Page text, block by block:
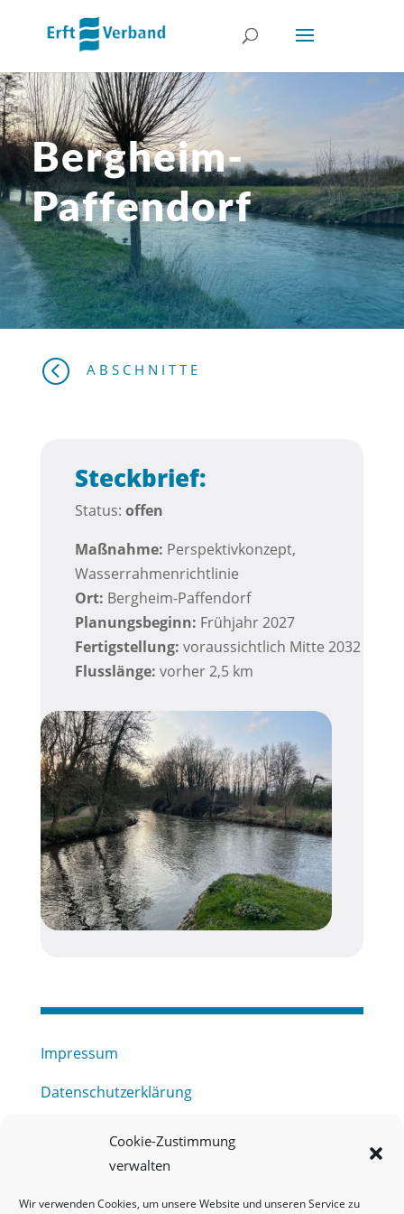
Cookie-Zustimmung
verwalten
Wir verwenden Cookies, um unsere Website und unseren Service zu
Bergheim-
Paffendorf
< ABSCHNITTE
Steckbrief:
Status: offen
Maßnahme: Perspektivkonzept,
Wasserrahmenrichtlinie
Ort: Bergheim-Paffendorf
Planungsbeginn: Frühjahr 2027
Fertigstellung: voraussichtlich Mitte 2032
Flusslänge: vorher 2,5 km
Impressum
Datenschutzerklärung
Haftungsausschluss
Barrierefreiheitserklärung
Meldestelle (HinSchG) des Erftverbandes